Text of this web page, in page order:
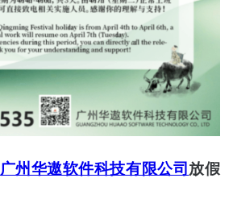
广州华遨软件科技有限公司放假